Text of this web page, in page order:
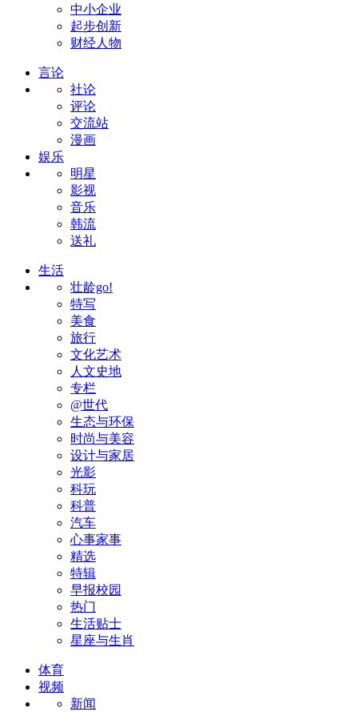
中小企业
起步创新
财经人物
言论
社论
评论
交流站
漫画
娱乐
明星
影视
音乐
韩流
送礼
生活
壮龄go!
特写
美食
旅行
文化艺术
人文史地
专栏
@世代
生态与环保
时尚与美容
设计与家居
光影
科玩
科普
汽车
心事家事
精选
特辑
早报校园
热门
生活贴士
星座与生肖
体育
视频
新闻